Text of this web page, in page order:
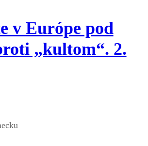
v Európe pod
„kultom“. 2.